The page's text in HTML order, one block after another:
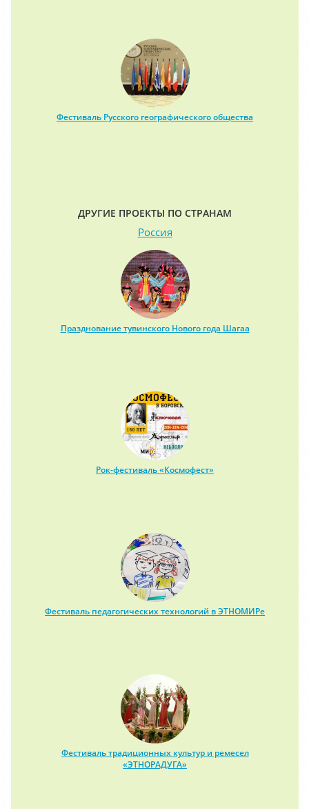
Фестиваль Русского географического общества
ДРУГИЕ ПРОЕКТЫ ПО СТРАНАМ
Россия
Празднование тувинского Нового года Шагаа
Рок-фестиваль «Космофест»
Фестиваль педагогических технологий в ЭТНОМИРе
Фестиваль традиционных культур и ремесел
«ЭТНОРАДУГА»